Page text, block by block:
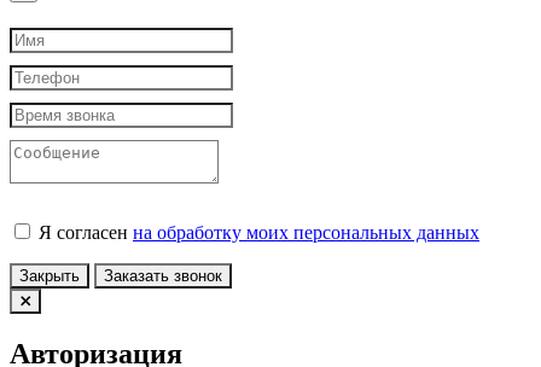
Я согласен на обработку моих персональных данных
Закрыть Заказать звонок
Авторизация